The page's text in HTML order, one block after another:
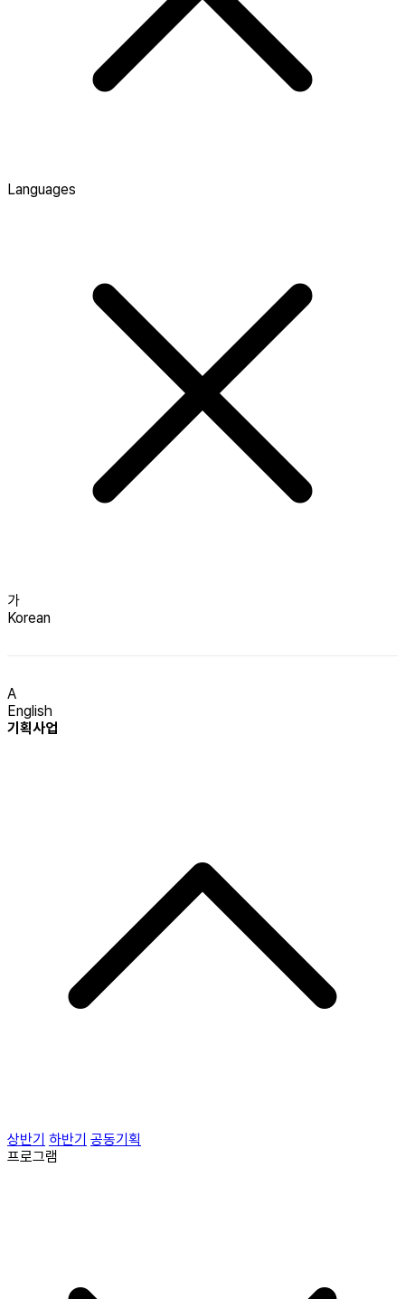
Languages
가
Korean
A
English
기획사업
상반기 하반기 공동기획
프로그램